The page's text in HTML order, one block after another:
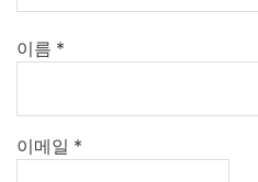
이름 *
이메일 *